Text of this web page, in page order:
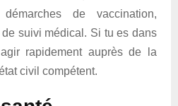
de vaccination,
suivi médical. Si tu es dans
rapidement auprès de la
civil compétent.